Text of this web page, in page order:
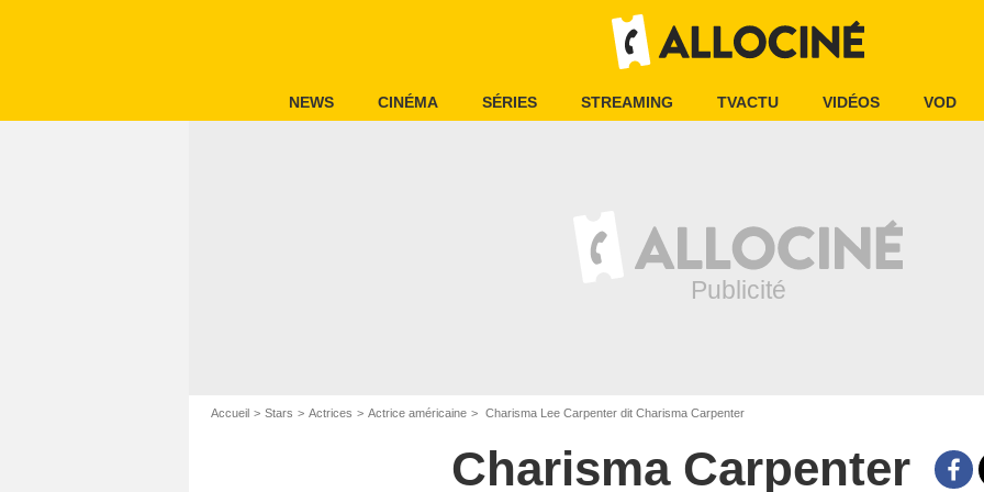
NEWS CINÉMA SÉRIES STREAMING TVACTU VIDÉOS VOD
Accueil Stars Actrices Actrice américaine Charisma Lee Carpenter dit Charisma Carpenter
Charisma Carpenter